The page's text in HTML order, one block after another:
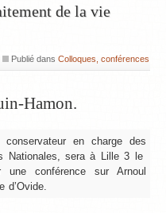
de la vie
Publié dansColloques, conférences
Hamon.
conservateur en charge des
Nationales, sera à Lille 3 le
une conférence sur Arnoul
d’Ovide.